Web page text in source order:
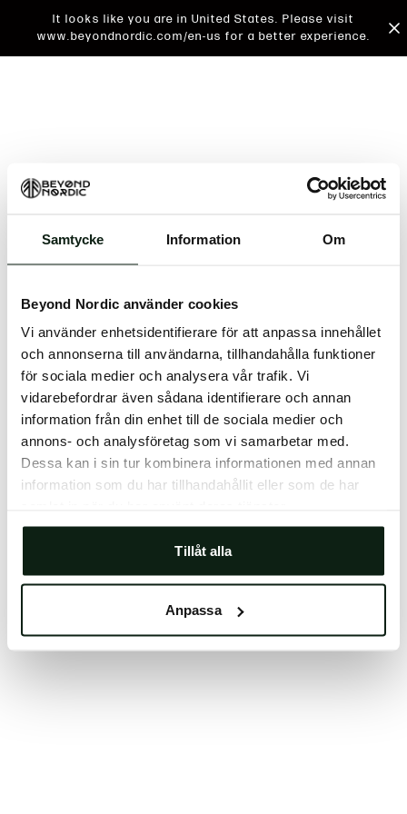
Samtycke Information Om
Beyond Nordic använder cookies
Vi använder enhetsidentifierare för att anpassa innehållet
och annonserna till användarna, tillhandahålla funktioner
för sociala medier och analysera vår trafik. Vi
vidarebefordrar även sådana identifierare och annan
information från din enhet till de sociala medier och
annons- och analysföretag som vi samarbetar med.
Dessa kan i sin tur kombinera informationen med annan
information som du har tillhandahållit eller som de har
Tillåt alla
Anpassa
It looks like you are in United States. Please visit
www.beyondnordic.com/en-us for a better experience.
An unknown error has occurred. An error report has
issue will be investigated.
Click the button below to refresh the website. If the
issue persists, either try waiting a moment or
reopening your browser.
Clearing your browser cache may also help in some
cases.
We apologize for the inconvenience.